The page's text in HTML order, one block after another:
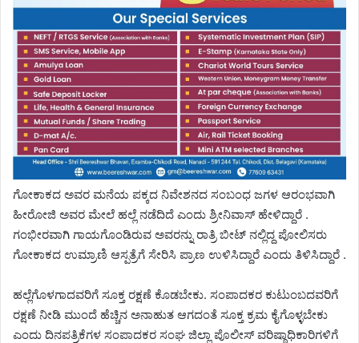
ಗೋಕಾಕದ ಅವರ ಮನೆಯ ಪಕ್ಕದ ನಿವೇಶನದ ಸಂಬಂಧ ಜಗಳ ಆರಂಭವಾಗಿ
ಹೀರೋಜಿ ಅವರ ಮೇಲೆ ಹಲ್ಲೆ ನಡೆದಿದೆ ಎಂದು ಶ್ರೀನಿವಾಸ್ ಹೇಳಿದ್ದಾರೆ .
ಗಂಭೀರವಾಗಿ ಗಾಯಗೊಂಡಿರುವ ಅವರನ್ನು ರಾತ್ರಿ ಬೀಟ್ ನಲ್ಲಿದ್ದ ಪೋಲಿಸರು
ಗೋಕಾಕದ ಉಮ್ರಾಣಿ ಆಸ್ಪತ್ರೆಗೆ ಸೇರಿಸಿ ಪ್ರಾಣ ಉಳಿಸಿದ್ದಾರೆ ಎಂದು ತಿಳಿಸಿದ್ದಾರೆ .
ಹಲ್ಲೆಗೊಳಗಾದವರಿಗೆ ಸೂಕ್ತ ರಕ್ಷಣೆ ಕೊಡಬೇಕು. ಸಂಪಾದಕರ ಕುಟುಂಬದವರಿಗೆ
ರಕ್ಷಣೆ ನೀಡಿ ಮುಂದೆ ಹೆಚ್ಚಿನ ಅನಾಹುತ ಆಗದಂತೆ ಸೂಕ್ತ ಕ್ರಮ ಕೈಗೊಳ್ಳಬೇಕು
ಎಂದು ದಿನಪತ್ರಿಕೆಗಳ ಸಂಪಾದಕರ ಸಂಘ ಜಿಲ್ಲಾ ಪೊಲೀಸ್ ವರಿಷ್ಠಾಧಿಕಾರಿಗಳಿಗೆ